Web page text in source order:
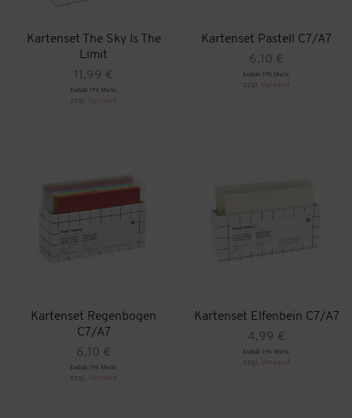
Kartenset The Sky Is The
Limit
11,99 €
Enthält 19% MwSt.
zzgl. Versand
Kartenset Pastell C7/A7
6,10 €
Enthält 19% MwSt.
zzgl. Versand
Kartenset Regenbogen
C7/A7
6,10 €
Enthält 19% MwSt.
zzgl. Versand
Kartenset Elfenbein C7/A7
4,99 €
Enthält 19% MwSt.
zzgl. Versand